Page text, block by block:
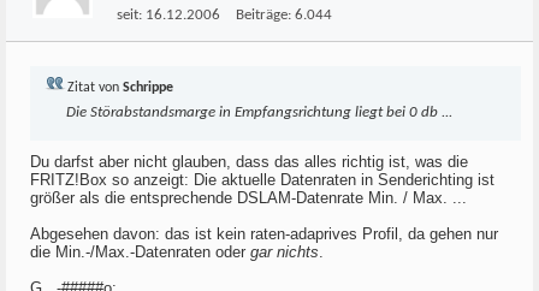
seit: 16.12.2006 Beiträge: 6.044
Zitat von Schrippe
Die Störabstandsmarge in Empfangsrichtung liegt bei 0 db ...
Du darfst aber nicht glauben, dass das alles richtig ist, was die
FRITZ!Box so anzeigt: Die aktuelle Datenraten in Senderichting ist
größer als die entsprechende DSLAM-Datenrate Min. / Max. ...
Abgesehen davon: das ist kein raten-adaprives Profil, da gehen nur
die Min.-/Max.-Datenraten oder gar nichts.